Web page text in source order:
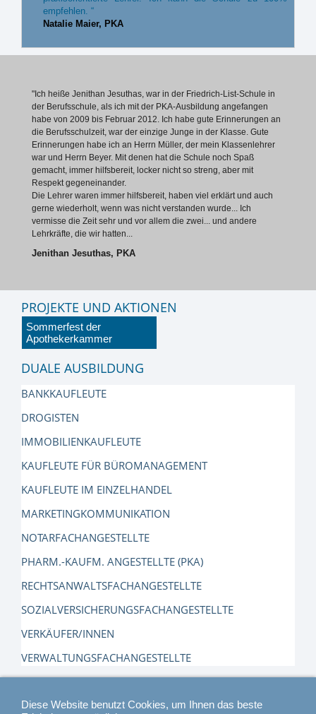
empfehlen. “
Natalie Maier, PKA
"Ich heiße Jenithan Jesuthas, war in der Friedrich-List-Schule in
der Berufsschule, als ich mit der PKA-Ausbildung angefangen
habe von 2009 bis Februar 2012. Ich habe gute Erinnerungen an
die Berufsschulzeit, war der einzige Junge in der Klasse. Gute
Erinnerungen habe ich an Herrn Müller, der mein Klassenlehrer
war und Herrn Beyer. Mit denen hat die Schule noch Spaß
gemacht, immer hilfsbereit, locker nicht so streng, aber mit
Respekt gegeneinander.
Die Lehrer waren immer hilfsbereit, haben viel erklärt und auch
gerne wiederholt, wenn was nicht verstanden wurde... Ich
vermisse die Zeit sehr und vor allem die zwei... und andere
Lehrkräfte, die wir hatten...
Jenithan Jesuthas, PKA
PROJEKTE UND AKTIONEN
Sommerfest der
Apothekerkammer
DUALE AUSBILDUNG
BANKKAUFLEUTE
DROGISTEN
IMMOBILIENKAUFLEUTE
KAUFLEUTE FÜR BÜROMANAGEMENT
KAUFLEUTE IM EINZELHANDEL
MARKETINGKOMMUNIKATION
NOTARFACHANGESTELLTE
PHARM.-KAUFM. ANGESTELLTE (PKA)
RECHTSANWALTSFACHANGESTELLTE
SOZIALVERSICHERUNGSFACHANGESTELLTE
VERKÄUFER/INNEN
VERWALTUNGSFACHANGESTELLTE
Diese Website benutzt Cookies, um Ihnen das beste